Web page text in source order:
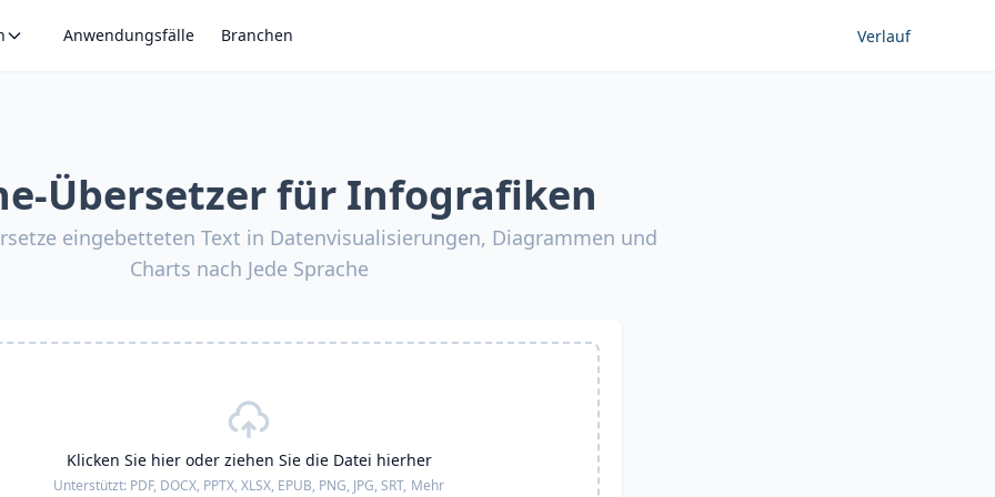
Anwendungsfälle Branchen Verlauf
Übersetzer für Infografiken
eingebetteten Text in Datenvisualisierungen, Diagrammen und
Charts nach Jede Sprache
Klicken Sie hier oder ziehen Sie die Datei hierher
Unterstützt: PDF, DOCX, PPTX, XLSX, EPUB, PNG, JPG, SRT, Mehr